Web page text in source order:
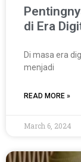
di Era
Di masa era
menjadi
READ MORE »
March 6, 2024